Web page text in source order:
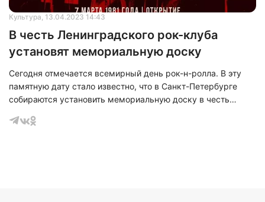
Культура, 13.04.2023 14:43
В честь Ленинградского рок-клуба
установят мемориальную доску
Сегодня отмечается всемирный день рок-н-ролла. В эту
памятную дату стало известно, что в Санкт-Петербурге
собираются установить мемориальную доску в честь